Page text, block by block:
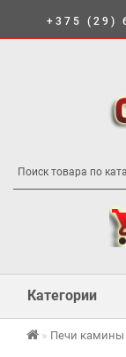
+375 (29)
Категории
Печи камины